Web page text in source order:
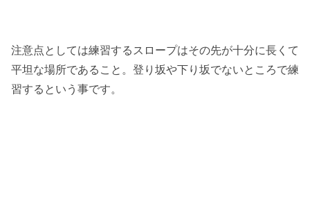
注意点としては練習するスロープはその先が十分に長くて
平坦な場所であること。登り坂や下り坂でないところで練
習するという事です。